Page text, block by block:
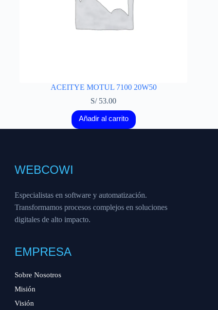
ACEITYE MOTUL 7100 20W50
S/53.00
Añadir al carrito
WEBCOWI
Especialistas en software y automatización.
Transformamos procesos complejos en soluciones
digitales de alto impacto.
EMPRESA
Sobre Nosotros
Misión
Visión